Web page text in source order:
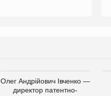
Олег Андрійович Івченко —
директор патентно-